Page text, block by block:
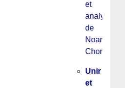
et
analyses
de
Noam
Chomsky
Unir
et